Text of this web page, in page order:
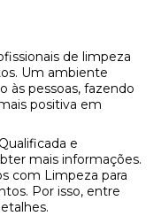
de limpeza
Um ambiente
às pessoas, fazendo
positiva em
e
mais informações.
com Limpeza para
Por isso, entre